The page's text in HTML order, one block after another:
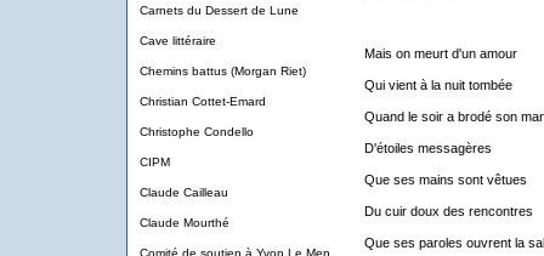
Carnets du Dessert de Lune
Cave littéraire
Chemins battus (Morgan Riet)
Christian Cottet-Emard
Christophe Condello
CIPM
Claude Cailleau
Claude Mourthé
Comité de soutien à Yvon Le Men
Mais on meurt d'un amour
Qui vient à la nuit tombée
Quand le soir a brodé son
D'étoiles messagères
Que ses mains sont vêtues
Du cuir doux des rencontres
Que ses paroles ouvrent la